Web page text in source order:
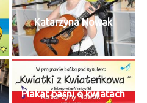
Katarzyna Nowak
Plakat baśni o kwiatach